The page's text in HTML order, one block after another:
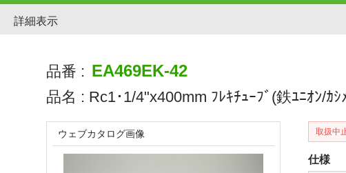
詳細表示
品番 : EA469EK-42
品名 : Rc1･1/4"x400mm ﾌﾚｷﾁｭｰﾌﾞ(鉄ﾕﾆｵﾝ/ｶｼ
取扱中
仕様
ウェブカタログ画像